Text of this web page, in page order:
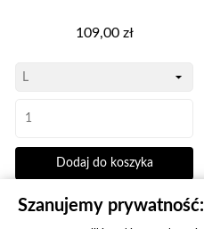
Cena
109,00 zł
Dodaj do koszyka
Szanujemy prywatność: